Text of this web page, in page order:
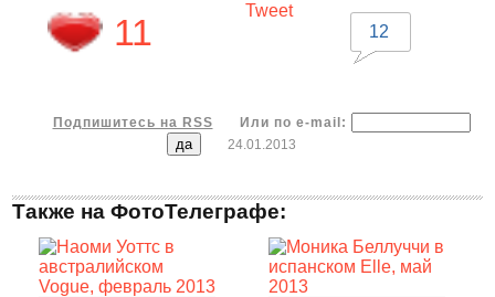
11
Tweet
12
Подпишитесь на RSS
Или по e-mail:
24.01.2013
Также на ФотоТелеграфе: